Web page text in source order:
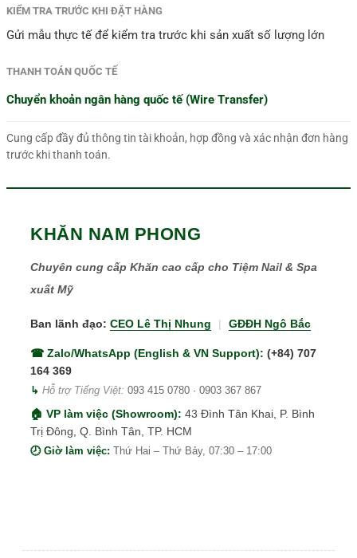
KIỂM TRA TRƯỚC KHI ĐẶT HÀNG
Gửi mẫu thực tế để kiểm tra trước khi sản xuất số lượng lớn
THANH TOÁN QUỐC TẾ
Chuyển khoản ngân hàng quốc tế (Wire Transfer)
Cung cấp đầy đủ thông tin tài khoản, hợp đồng và xác nhận đơn hàng
trước khi thanh toán.
KHĂN NAM PHONG
Chuyên cung cấp Khăn cao cấp cho Tiệm Nail & Spa
xuất Mỹ
Ban lãnh đạo: CEO Lê Thị Nhung | GĐĐH Ngô Bắc
☎ Zalo/WhatsApp (English & VN Support): (+84) 707
164 369
↳ Hỗ trợ Tiếng Việt: 093 415 0780 · 0903 367 867
🏠 VP làm việc (Showroom): 43 Đình Tân Khai, P. Bình
Trị Đông, Q. Bình Tân, TP. HCM
🕗 Giờ làm việc: Thứ Hai – Thứ Bảy, 07:30 – 17:00